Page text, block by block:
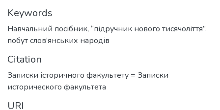
Keywords
Навчальний посібник, “підручник нового тисячоліття”,
побут слов’янських народів
Citation
Записки історичного факультету = Записки
исторического факультета
URI